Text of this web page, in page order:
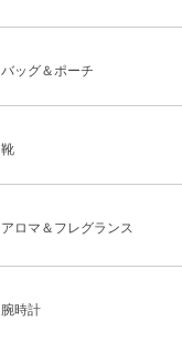
バッグ＆ポーチ
靴
アロマ＆フレグランス
腕時計